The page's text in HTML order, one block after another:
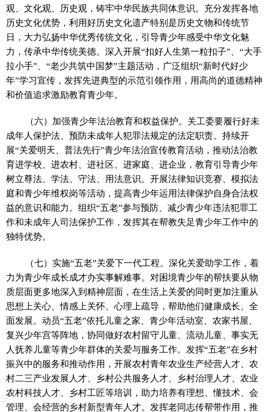
观、文化观、历史观，铸牢中华民族共同体意识。充分发挥各地
历史文化优势，利用好历史文化遗产特别是历史文物和传统节
日，大力弘扬中华优秀传统文化，引导青少年感受中华文化魅
力，传承中华传统美德。深入开展“扣好人生第一粒扣子”、“大手
拉小手”、“老少共筑中国梦”主题活动，广泛组织“新时代好少
年”学习宣传，发挥先进典型的示范引领作用，用高尚的道德精神
和价值追求激励教育青少年。
（六）加强青少年法治教育和权益保护。关工委要履行好未
成年人保护法、预防未成年人犯罪法规定的法定职责。持续开
展“关爱明天、普法先行”青少年法治宣传教育活动，推动法治教
育进学校、进农村、进社区、进家庭、进企业，教育引导青少年
树立尊法、学法、守法、用法意识。开展法律知识竞赛、模拟法
庭和青少年维权岗等活动，提高青少年运用法律保护自身合法权
益的意识和能力。组织“五老”参与预防、减少青少年违法犯罪工
作和未成年人司法保护工作，发挥其在帮教失足青少年工作中的
独特优势。
（七）实施“五老”关爱下一代工程。深化关爱助学工作，着
力为青少年成长成才办实事解难事。对困境青少年的帮扶要从物
质层面更多地深入到精神层面，在生活上关爱的同时更加注重从
思想上关心、情感上关怀、心理上疏导，帮助他们健康成长、全
面发展。动员“五老”依托儿童之家、青少年活动室、农家书屋、
复兴少年宫等阵地，协同做好农村留守儿童、流动儿童、事实无
人抚养儿童等青少年群体的关爱与服务工作。发挥“五老”在乡村
振兴中的服务和推动作用，开展农村青年农业生产经营人才、农
村二三产业发展人才、乡村公共服务人才、乡村治理人才、农业
农村科技人才、乡村工匠等培训，助力培养有理想、懂技术、会
管理、会经营的乡村新型青年人才。发挥老同志传帮带作用，推